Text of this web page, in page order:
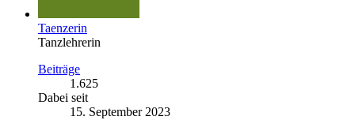
Taenzerin
Tanzlehrerin
Beiträge
1.625
Dabei seit
15. September 2023